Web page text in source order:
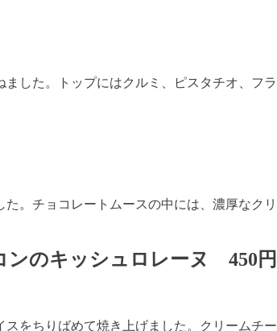
した。トップにはクルミ、ピスタチオ、フ
。チョコレートムースの中には、濃厚なク
ンのキッシュロレーヌ 450
をちりばめて焼き上げました。クリームチ